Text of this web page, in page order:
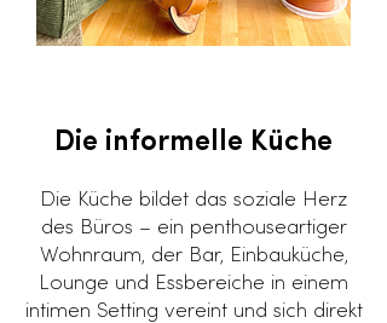
Die informelle Küche
Die Küche bildet das soziale Herz
des Büros – ein penthouseartiger
Wohnraum, der Bar, Einbauküche,
Lounge und Essbereiche in einem
intimen Setting vereint und sich direkt